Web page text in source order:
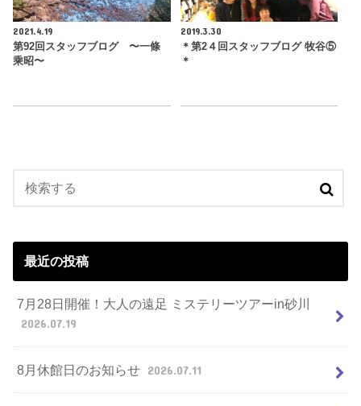
2021.4.19
第92回スタッフブログ 〜一條
乘昭〜
2019.3.30
＊第2４回スタッフブログ 牧谷⑤
＊
最近の投稿
7月28日開催！大人の遠足 ミステリーツアーin砂川
2026.07.19
8月休館日のお知らせ 2026.07.11